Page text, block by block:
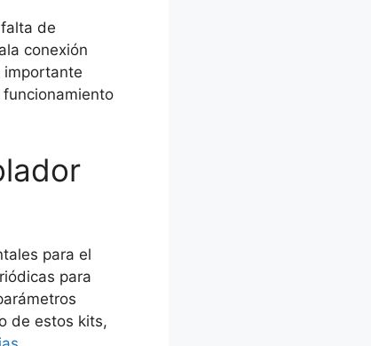
de
conexión
importante
para el
para
de estos kits,